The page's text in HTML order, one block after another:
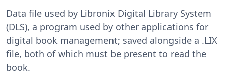
Data file used by Libronix Digital Library System
(DLS), a program used by other applications for
digital book management; saved alongside a .LIX
file, both of which must be present to read the
book.